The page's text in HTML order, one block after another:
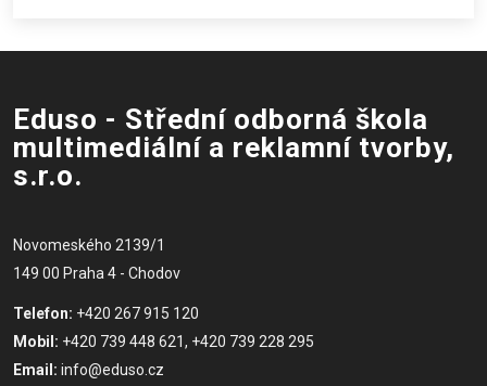
Eduso - Střední odborná škola
multimediální a reklamní tvorby,
s.r.o.
Novomeského 2139/1
149 00 Praha 4 - Chodov
Telefon: +420 267 915 120
Mobil: +420 739 448 621, +420 739 228 295
Email: info@eduso.cz